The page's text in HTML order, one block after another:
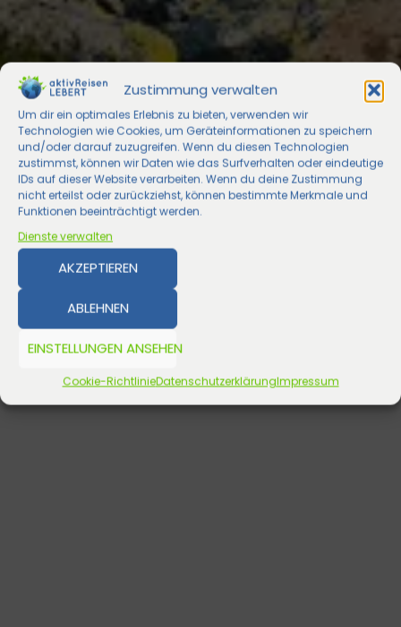
Zustimmung verwalten
Um dir ein optimales Erlebnis zu bieten, verwenden wir
Technologien wie Cookies, um Geräteinformationen zu speichern
und/oder darauf zuzugreifen. Wenn du diesen Technologien
zustimmst, können wir Daten wie das Surfverhalten oder eindeutige
IDs auf dieser Website verarbeiten. Wenn du deine Zustimmung
nicht erteilst oder zurückziehst, können bestimmte Merkmale und
Funktionen beeinträchtigt werden.
Dienste verwalten
AKZEPTIEREN
ABLEHNEN
EINSTELLUNGEN ANSEHEN
Cookie-RichtlinieDatenschutzerklärungImpressum